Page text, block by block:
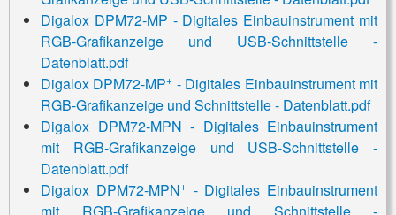
Digalox DPM72-MP - Digitales Einbauinstrument mit
RGB-Grafikanzeige und USB-Schnittstelle -
Datenblatt.pdf
Digalox DPM72-MP+ - Digitales Einbauinstrument mit
RGB-Grafikanzeige und Schnittstelle - Datenblatt.pdf
Digalox DPM72-MPN - Digitales Einbauinstrument
mit RGB-Grafikanzeige und USB-Schnittstelle -
Datenblatt.pdf
Digalox DPM72-MPN+- Digitales Einbauinstrument